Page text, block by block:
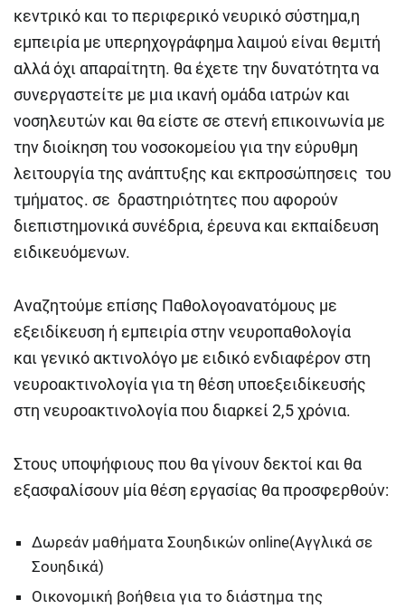
κεντρικό και το περιφερικό νευρικό σύστημα,η
εμπειρία με υπερηχογράφημα λαιμού είναι θεμιτή
αλλά όχι απαραίτητη. θα έχετε την δυνατότητα να
συνεργαστείτε με μια ικανή ομάδα ιατρών και
νοσηλευτών και θα είστε σε στενή επικοινωνία με
την διοίκηση του νοσοκομείου για την εύρυθμη
λειτουργία της ανάπτυξης και εκπροσώπησεις του
τμήματος. σε δραστηριότητες που αφορούν
διεπιστημονικά συνέδρια, έρευνα και εκπαίδευση
ειδικευόμενων.
Αναζητούμε επίσης Παθολογοανατόμους με
εξειδίκευση ή εμπειρία στην νευροπαθολογία
και γενικό ακτινολόγο με ειδικό ενδιαφέρον στη
νευροακτινολογία για τη θέση υποεξειδίκευσής
στη νευροακτινολογία που διαρκεί 2,5 χρόνια.
Στους υποψήφιους που θα γίνουν δεκτοί και θα
εξασφαλίσουν μία θέση εργασίας θα προσφερθούν:
Δωρεάν μαθήματα Σουηδικών online(Αγγλικά σε
Σουηδικά)
Οικονομική βοήθεια για το διάστημα της